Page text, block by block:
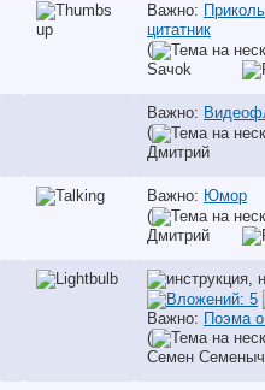
Важно:
цитатник
(
Saчok
Важно:
(
Дмитрий
Важно: Юмор
(
Дмитрий
Важно: Поэма
(
Семен Семеныч